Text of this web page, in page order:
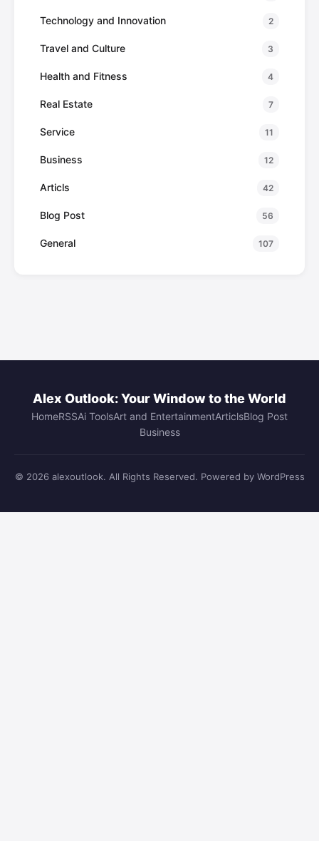
Technology and Innovation 2
Travel and Culture 3
Health and Fitness 4
Real Estate 7
Service 11
Business 12
Articls 42
Blog Post 56
General 107
Alex Outlook: Your Window to the World
HomeRSSAi ToolsArt and EntertainmentArticlsBlog Post
Business
© 2026 alexoutlook. All Rights Reserved. Powered by WordPress